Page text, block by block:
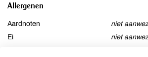
Allergenen
Aardnoten
niet
Ei
niet